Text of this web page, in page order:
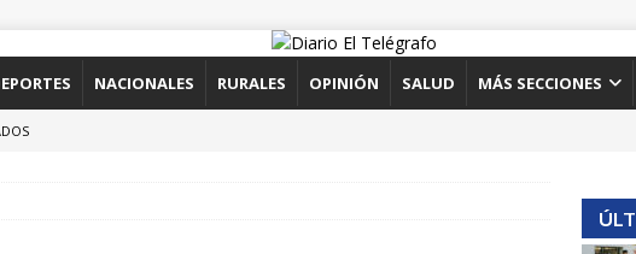
NACIONALES RURALES OPINIÓN SALUD MÁS SECCIONES